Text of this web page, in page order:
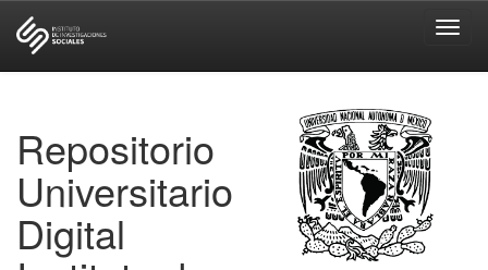
Repositorio
Universitario
Digital